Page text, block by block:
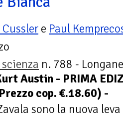
e Paul
n. 788 -
Austin - PRIMA
cop. €.18.60) -
sono la nuova